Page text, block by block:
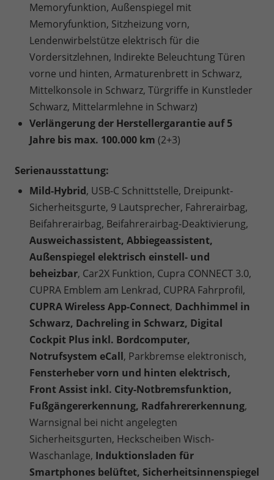
Memoryfunktion, Außenspiegel mit
Memoryfunktion, Sitzheizung vorn,
Lendenwirbelstütze elektrisch für die
Vordersitzlehnen, Indirekte Beleuchtung Türen
vorne und hinten, Armaturenbrett in Schwarz,
Mittelkonsole in Schwarz, Türgriffe in Kunstleder
Schwarz, Mittelarmlehne in Schwarz)
Verlängerung der Herstellergarantie auf 5
Jahre bis max. 100.000 km (2+3)
Serienausstattung:
Mild-Hybrid, USB-C Schnittstelle, Dreipunkt-
Sicherheitsgurte, 9 Lautsprecher, Fahrerairbag,
Beifahrerairbag, Beifahrerairbag-Deaktivierung,
Ausweichassistent, Abbiegeassistent,
Außenspiegel elektrisch einstell- und
beheizbar, Car2X Funktion, Cupra CONNECT 3.0,
CUPRA Emblem am Lenkrad, CUPRA Fahrprofil,
CUPRA Wireless App-Connect, Dachhimmel in
Schwarz, Dachreling in Schwarz, Digital
Cockpit Plus inkl. Bordcomputer,
Notrufsystem eCall, Parkbremse elektronisch,
Fensterheber vorn und hinten elektrisch,
Front Assist inkl. City-Notbremsfunktion,
Fußgängererkennung, Radfahrererkennung,
Warnsignal bei nicht angelegten
Sicherheitsgurten, Heckscheiben Wisch-
Waschanlage, Induktionsladen für
Smartphones belüftet, Sicherheitsinnenspiegel